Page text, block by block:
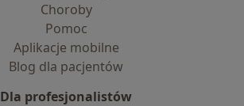
Choroby
Pomoc
Aplikacje mobilne
Blog dla pacjentów
Dla profesjonalistów